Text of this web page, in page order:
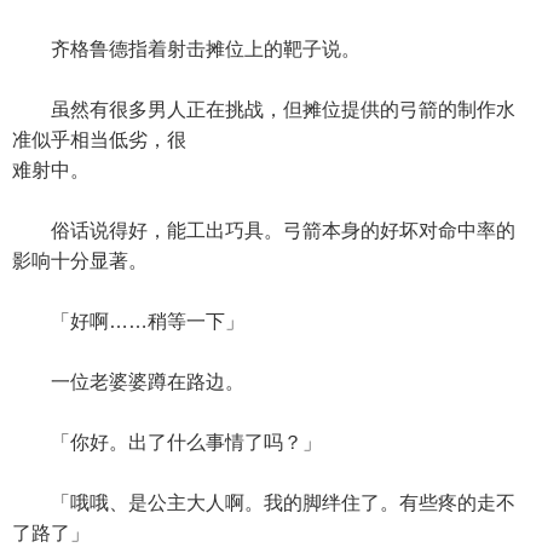
齐格鲁德指着射击摊位上的靶子说。
虽然有很多男人正在挑战，但摊位提供的弓箭的制作水
准似乎相当低劣，很
难射中。
俗话说得好，能工出巧具。弓箭本身的好坏对命中率的
影响十分显著。
「好啊……稍等一下」
一位老婆婆蹲在路边。
「你好。出了什么事情了吗？」
「哦哦、是公主大人啊。我的脚绊住了。有些疼的走不
了路了」